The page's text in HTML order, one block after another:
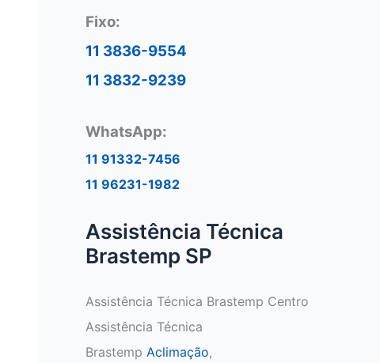
Fixo:
11 3836-9554
11 3832-9239
WhatsApp:
11 91332-7456
11 96231-1982
Assistência Técnica
Brastemp SP
Assistência Técnica Brastemp Centro
Assistência Técnica
Brastemp Aclimação,